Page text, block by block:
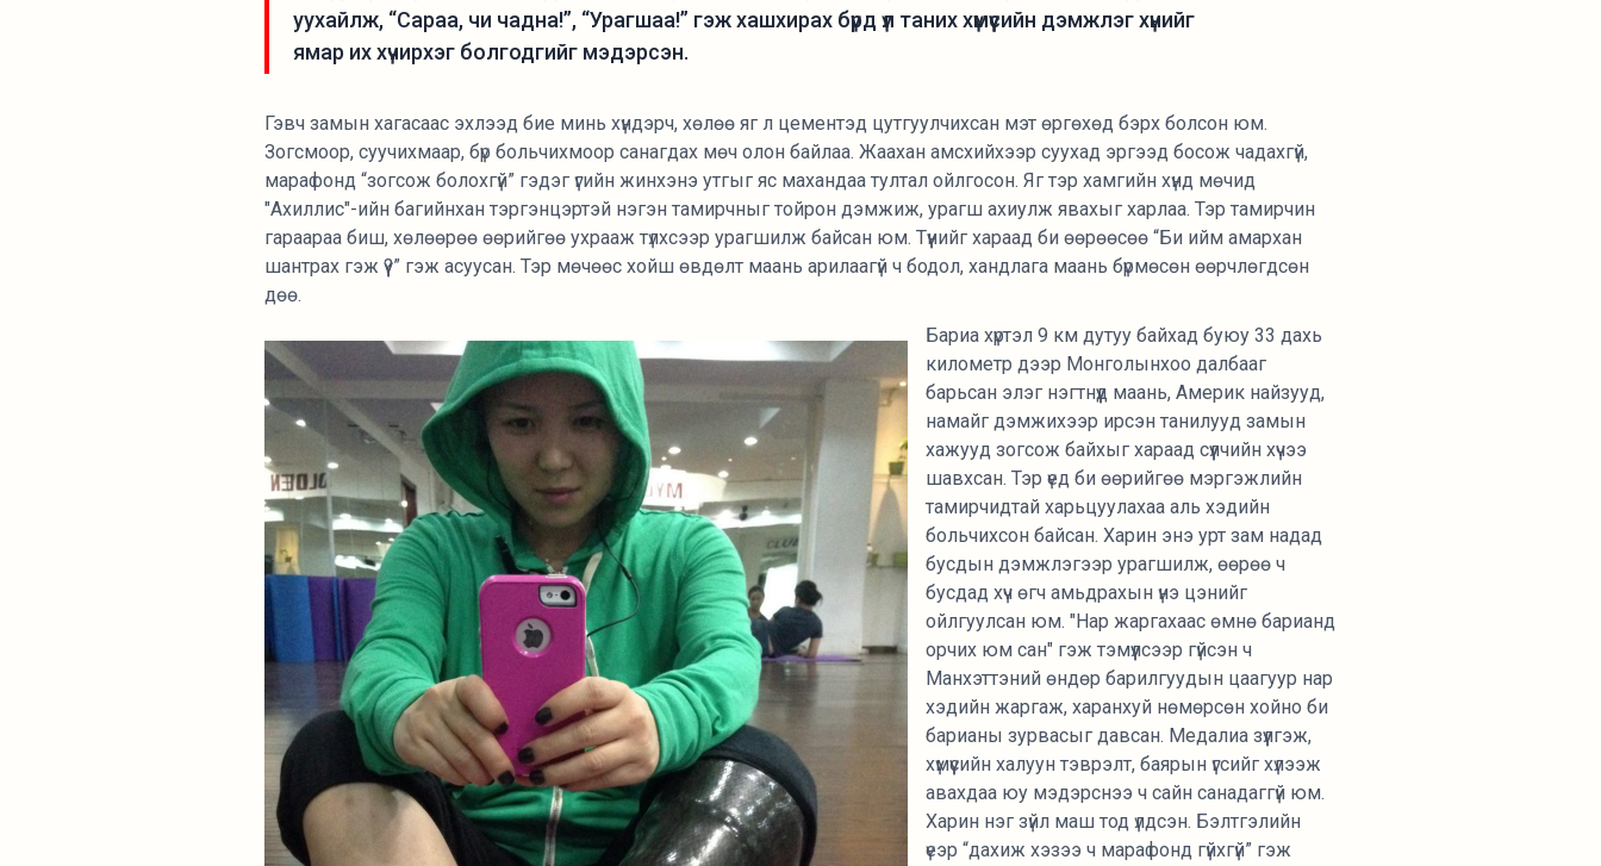
уухайлж, “Сараа, чи чадна!”, “Урагшаа!” гэж хашхирах бүрд үл таних хүмүүсийн дэмжлэг хүнийг
ямар их хүчирхэг болгодгийг мэдэрсэн.
Гэвч замын хагасаас эхлээд бие минь хүндэрч, хөлөө яг л цементэд цутгуулчихсан мэт өргөхөд бэрх болсон юм.
Зогсмоор, суучихмаар, бүр больчихмоор санагдах мөч олон байлаа. Жаахан амсхийхээр суухад эргээд босож чадахгүй,
марафонд “зогсож болохгүй” гэдэг үгийн жинхэнэ утгыг яс махандаа тултал ойлгосон. Яг тэр хамгийн хүнд мөчид
"Ахиллис"-ийн багийнхан тэргэнцэртэй нэгэн тамирчныг тойрон дэмжиж, урагш ахиулж явахыг харлаа. Тэр тамирчин
гараараа биш, хөлөөрөө өөрийгөө ухрааж түлхсээр урагшилж байсан юм. Түүнийг хараад би өөрөөсөө “Би ийм амархан
шантрах гэж үү?” гэж асуусан. Тэр мөчөөс хойш өвдөлт маань арилаагүй ч бодол, хандлага маань бүрмөсөн өөрчлөгдсөн
дөө.
Бариа хүртэл 9 км дутуу байхад буюу 33 дахь
километр дээр Монголынхоо далбааг
барьсан элэг нэгтнүүд маань, Америк найзууд,
намайг дэмжихээр ирсэн танилууд замын
хажууд зогсож байхыг хараад сүүлчийн хүчээ
шавхсан. Тэр үед би өөрийгөө мэргэжлийн
тамирчидтай харьцуулахаа аль хэдийн
больчихсон байсан. Харин энэ урт зам надад
бусдын дэмжлэгээр урагшилж, өөрөө ч
бусдад хүч өгч амьдрахын үнэ цэнийг
ойлгуулсан юм. "Нар жаргахаас өмнө барианд
орчих юм сан" гэж тэмүүлсээр гүйсэн ч
Манхэттэний өндөр барилгуудын цаагуур нар
хэдийн жаргаж, харанхуй нөмөрсөн хойно би
барианы зурвасыг давсан. Медалиа зүүлгэж,
хүмүүсийн халуун тэврэлт, баярын үгсийг хүлээж
авахдаа юу мэдэрснээ ч сайн санадаггүй юм.
Харин нэг зүйл маш тод үлдсэн. Бэлтгэлийн
үеэр “дахиж хэзээ ч марафонд гүйхгүй” гэж